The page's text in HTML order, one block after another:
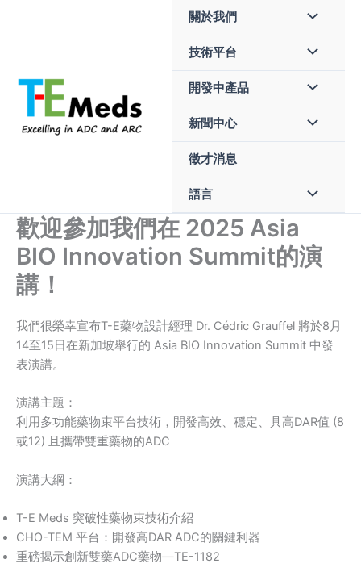
關於我們
技術平台
開發中產品
新聞中心
徵才消息
語言
歡迎參加我們在 2025 Asia
BIO Innovation Summit的演
講！
我們很榮幸宣布T-E藥物設計經理 Dr. Cédric Grauffel 將於8月
14至15日在新加坡舉行的 Asia BIO Innovation Summit 中發
表演講。
演講主題：
利用多功能藥物束平台技術，開發高效、穩定、具高DAR值 (8
或12) 且攜帶雙重藥物的ADC
演講大綱：
T-E Meds 突破性藥物束技術介紹
CHO-TEM 平台：開發高DAR ADC的關鍵利器
重磅揭示創新雙藥ADC藥物—TE-1182